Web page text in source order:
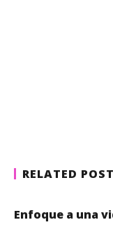
RELATED
Enfoque a una